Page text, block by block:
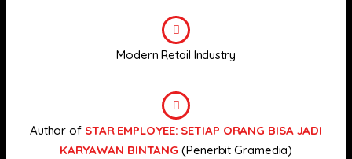
Modern Retail Industry
Author of STAR EMPLOYEE: SETIAP ORANG BISA JADI
KARYAWAN BINTANG (Penerbit Gramedia)